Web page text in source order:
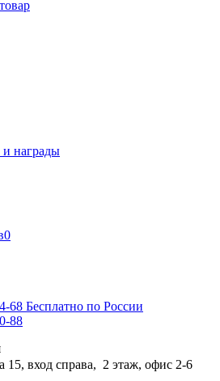
и награды
0
68 Бесплатно по России
88
15, вход справа, 2 этаж, офис 2-6